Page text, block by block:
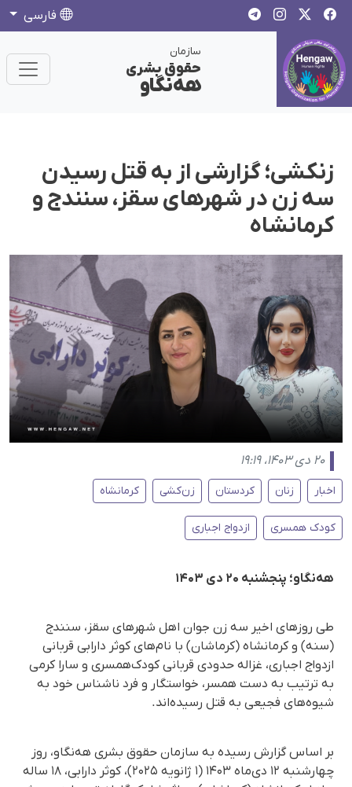
فارسی
سازمان
حقوق بشری
هەنگاو
زنکشی؛ گزارشی از به قتل رسیدن
سه زن در شهرهای سقز، سنندج و
کرمانشاه
۲۰ دی ۱۴۰۳، ۱۹:۱۹
اخبار زنان کردستان زن‌کشی کرمانشاه
کودک همسری ازدواج اجباری
هەنگاو؛ پنجشنبه ۲۰ دی ۱۴۰۳
طی روزهای اخیر سه زن جوان اهل شهرهای سقز، سنندج
(سنه) و کرمانشاه (کرماشان) با نام‌های کوثر دارابی قربانی
ازدواج اجباری، غزاله حدودی قربانی کودک‌همسری و سارا کرمی
به ترتیب به دست همسر، خواستگار و فرد ناشناس خود به
شیوه‌های فجیعی به قتل رسیده‌اند.
بر اساس گزارش رسیده به سازمان حقوق بشری هه‌نگاو، روز
چهارشنبه ۱۲ دی‌ماه ۱۴۰۳ (۱ ژانویه ۲۰۲۵)، کوثر دارابی، ۱۸ ساله